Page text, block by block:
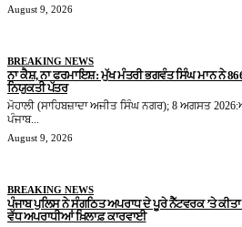
August 9, 2026
BREAKING NEWS
ਨਾ ਕੈਸ਼, ਨਾ ਫਰਮਾਇਸ਼: ਮੁੱਖ ਮੰਤਰੀ ਭਗਵੰਤ ਸਿੰਘ ਮਾਨ ਨੇ
ਨਿਯੁਕਤੀ ਪੱਤਰ
ਮੋਹਾਲੀ (ਸਾਹਿਬਜ਼ਾਦਾ ਅਜੀਤ ਸਿੰਘ ਨਗਰ); 8 ਅਗਸਤ
ਪੰਜਾਬ...
August 9, 2026
BREAKING NEWS
ਪੰਜਾਬ ਪੁਲਿਸ ਨੇ ਸੰਗਠਿਤ ਅਪਰਾਧ ਦੇ ਪੂਰੇ ਨੈੱਟਵਰਕ ’ਤੇ ਕੀਤਾ
ਵੱਧ ਅਪਰਾਧੀਆਂ ਖ਼ਿਲਾਫ਼ ਕਾਰਵਾਈ